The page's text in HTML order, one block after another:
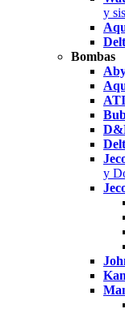
y
Bombas
ATI
y